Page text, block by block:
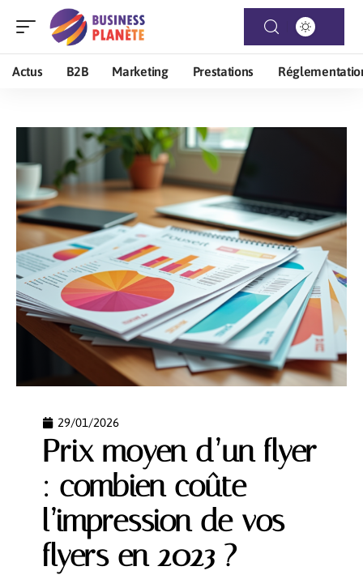
Actus B2B Marketing Prestations
29/01/2026
Prix moyen d’un flyer
: combien coûte
l’impression de vos
flyers en 2023 ?